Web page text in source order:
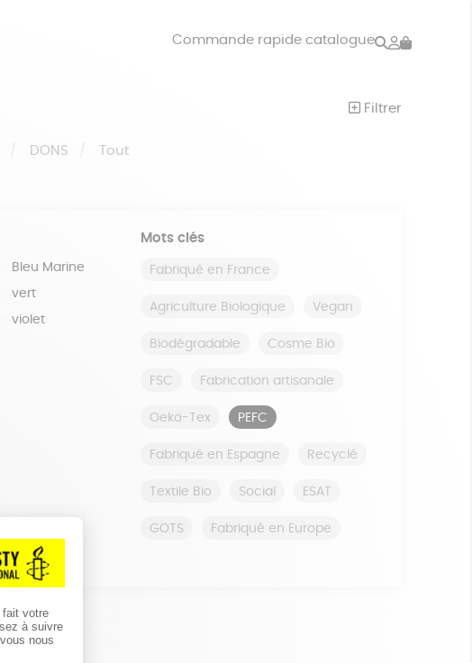
Commande rapide catalogue Rechercher
Mon
Filtrer
DONS Tout
Bleu Marine
vert
violet
Mots clés
Fabriqué en France
Agriculture Biologique Vegan
Biodégradable Cosme Bio
FSC Fabrication artisanale
Oeko-Tex PEFC
Fabriqué en Espagne Recyclé
Textile Bio Social ESAT
GOTS Fabriqué en Europe